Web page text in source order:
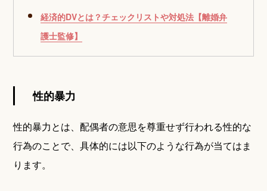
経済的DVとは？チェックリストや対処法【離婚弁
護士監修】
性的暴力
性的暴力とは、配偶者の意思を尊重せず行われる性的な
行為のことで、具体的には以下のような行為が当てはま
ります。